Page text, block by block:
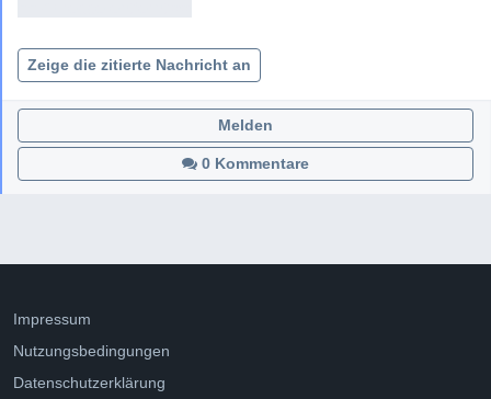
Zeige die zitierte Nachricht an
0 Kommentare
Melden
Impressum
Nutzungsbedingungen
Datenschutzerklärung